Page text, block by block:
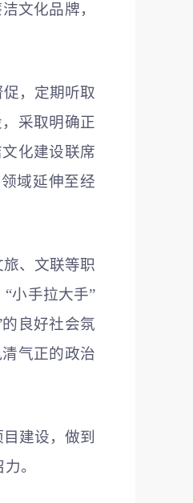
文化品牌，
，定期听取
采取明确正
化建设联席
域延伸至经
、文联等职
小手拉大手”
良好社会氛
气正的政治
建设，做到
。